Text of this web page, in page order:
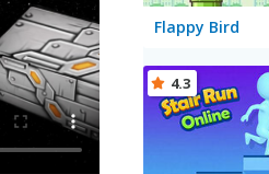
Flappy Bird
4.3